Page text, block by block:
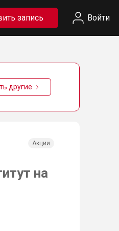
запись Войти
другие
Акции
на